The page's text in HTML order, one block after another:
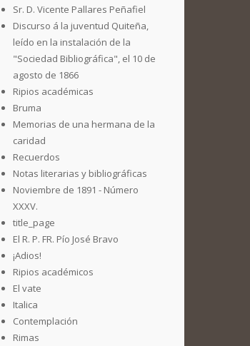
Sr. D. Vicente Pallares Peñafiel
Discurso á la juventud Quiteña,
leído en la instalación de la
"Sociedad Bibliográfica", el 10 de
agosto de 1866
Ripios académicas
Bruma
Memorias de una hermana de la
caridad
Recuerdos
Notas literarias y bibliográficas
Noviembre de 1891 - Número
XXXV.
title_page
El R. P. FR. Pío José Bravo
¡Adios!
Ripios académicos
El vate
Italica
Contemplación
Rimas